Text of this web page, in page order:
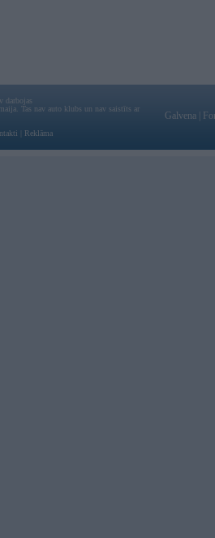
darbojas
Tas nav auto klubs un nav saistīts ar
Reklāma
Galvena